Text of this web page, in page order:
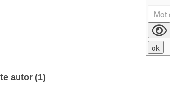
autor (1)